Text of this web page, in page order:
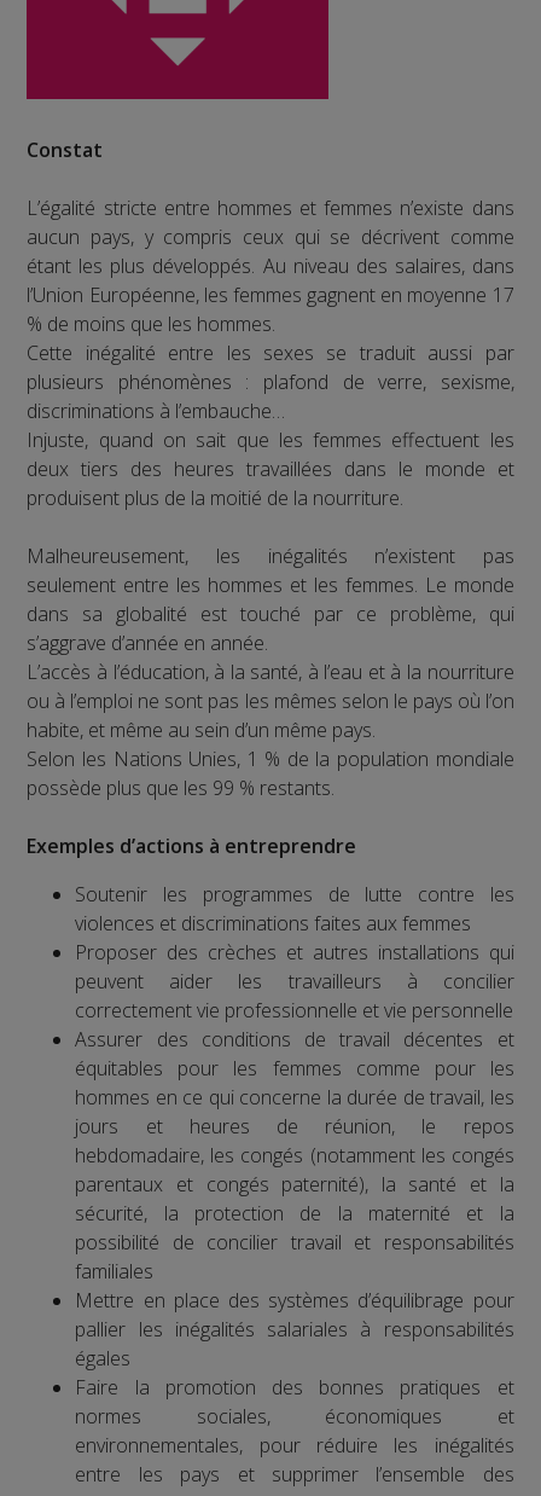
Constat
L’égalité stricte entre hommes et femmes n’existe dans
aucun pays, y compris ceux qui se décrivent comme
étant les plus développés. Au niveau des salaires, dans
l’Union Européenne, les femmes gagnent en moyenne 17
% de moins que les hommes.
Cette inégalité entre les sexes se traduit aussi par
plusieurs phénomènes : plafond de verre, sexisme,
discriminations à l’embauche…
Injuste, quand on sait que les femmes effectuent les
deux tiers des heures travaillées dans le monde et
produisent plus de la moitié de la nourriture.
Malheureusement, les inégalités n’existent pas
seulement entre les hommes et les femmes. Le monde
dans sa globalité est touché par ce problème, qui
s’aggrave d’année en année.
L’accès à l’éducation, à la santé, à l’eau et à la nourriture
ou à l’emploi ne sont pas les mêmes selon le pays où l’on
habite, et même au sein d’un même pays.
Selon les Nations Unies, 1 % de la population mondiale
possède plus que les 99 % restants.
Exemples d’actions à entreprendre
Soutenir les programmes de lutte contre les
violences et discriminations faites aux femmes
Proposer des crèches et autres installations qui
peuvent aider les travailleurs à concilier
correctement vie professionnelle et vie personnelle
Assurer des conditions de travail décentes et
équitables pour les femmes comme pour les
hommes en ce qui concerne la durée de travail, les
jours et heures de réunion, le repos
hebdomadaire, les congés (notamment les congés
parentaux et congés paternité), la santé et la
sécurité, la protection de la maternité et la
possibilité de concilier travail et responsabilités
familiales
Mettre en place des systèmes d’équilibrage pour
pallier les inégalités salariales à responsabilités
égales
Faire la promotion des bonnes pratiques et
normes sociales, économiques et
environnementales, pour réduire les inégalités
entre les pays et supprimer l’ensemble des